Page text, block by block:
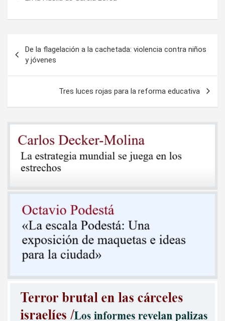
de
entradas
De la flagelación a la cachetada: violencia contra niños
y jóvenes
Tres luces rojas para la reforma educativa